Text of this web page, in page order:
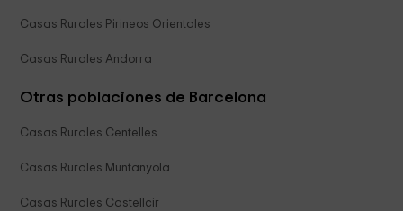
Casas Rurales Pirineos Orientales
Casas Rurales Andorra
Otras poblaciones de Barcelona
Casas Rurales Centelles
Casas Rurales Muntanyola
Casas Rurales Castellcir